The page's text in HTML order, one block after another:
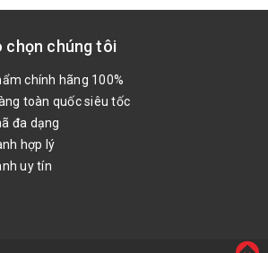
chọn chúng tôi
chính hãng 100%
toàn quốc siêu tốc
đa dạng
hợp lý
uy tín